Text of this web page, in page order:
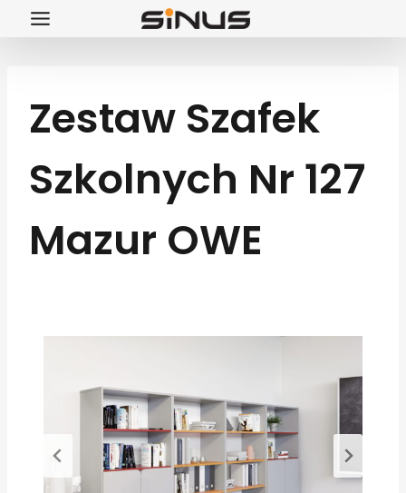
Przejdź
Zestaw Szafek
Szkolnych Nr 127
Mazur OWE